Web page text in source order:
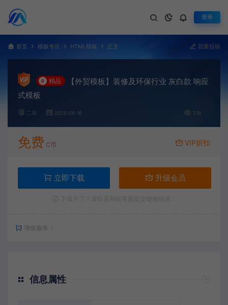
登录
首页 模板专区 HTML模板 正文 我要投稿
# 精品
【外贸模板】装修及环保行业 灰白款 响应
式模板
二哥 2025-08-16 218
免费 C币 VIP折扣
立即下载 升级会员
增值服务：
信息属性